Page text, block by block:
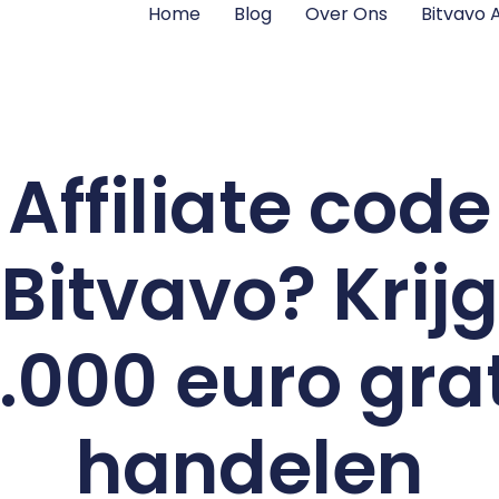
Home Blog Over Ons Bitvavo
Affiliate code
Bitvavo? Krijg
euro
handelen